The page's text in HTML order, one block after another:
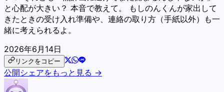
と心配が大きい？ 本音で教えて。 もしのんくんが家出して
きたときの受け入れ準備や、連絡の取り方（手紙以外）も一
緒に考えられるよ。
2026年6月14日
リンクをコピー
公開シェアをもっと見る →